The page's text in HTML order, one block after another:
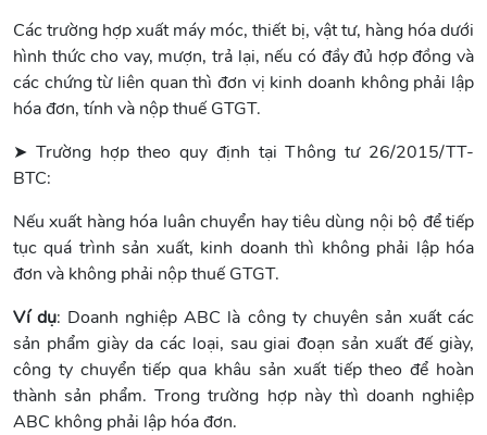
Các trường hợp xuất máy móc, thiết bị, vật tư, hàng hóa dưới
hình thức cho vay, mượn, trả lại, nếu có đầy đủ hợp đồng và
các chứng từ liên quan thì đơn vị kinh doanh không phải lập
hóa đơn, tính và nộp thuế GTGT.
➤ Trường hợp theo quy định tại Thông tư 26/2015/TT-
BTC:
Nếu xuất hàng hóa luân chuyển hay tiêu dùng nội bộ để tiếp
tục quá trình sản xuất, kinh doanh thì không phải lập hóa
đơn và không phải nộp thuế GTGT.
Ví dụ: Doanh nghiệp ABC là công ty chuyên sản xuất các
sản phẩm giày da các loại, sau giai đoạn sản xuất đế giày,
công ty chuyển tiếp qua khâu sản xuất tiếp theo để hoàn
thành sản phẩm. Trong trường hợp này thì doanh nghiệp
ABC không phải lập hóa đơn.